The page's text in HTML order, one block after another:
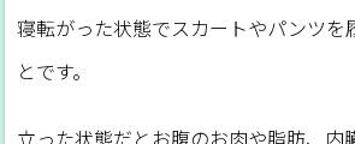
寝転がった状態でスカートやパンツを
とです。
立った状態だとお腹のお肉や脂肪、内